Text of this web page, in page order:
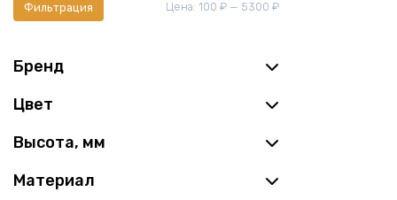
Минимальная
Максимальная
Фильтрация Цена: 100 ₽ — 5300 ₽
Бренд
Цвет
Высота, мм
Материал